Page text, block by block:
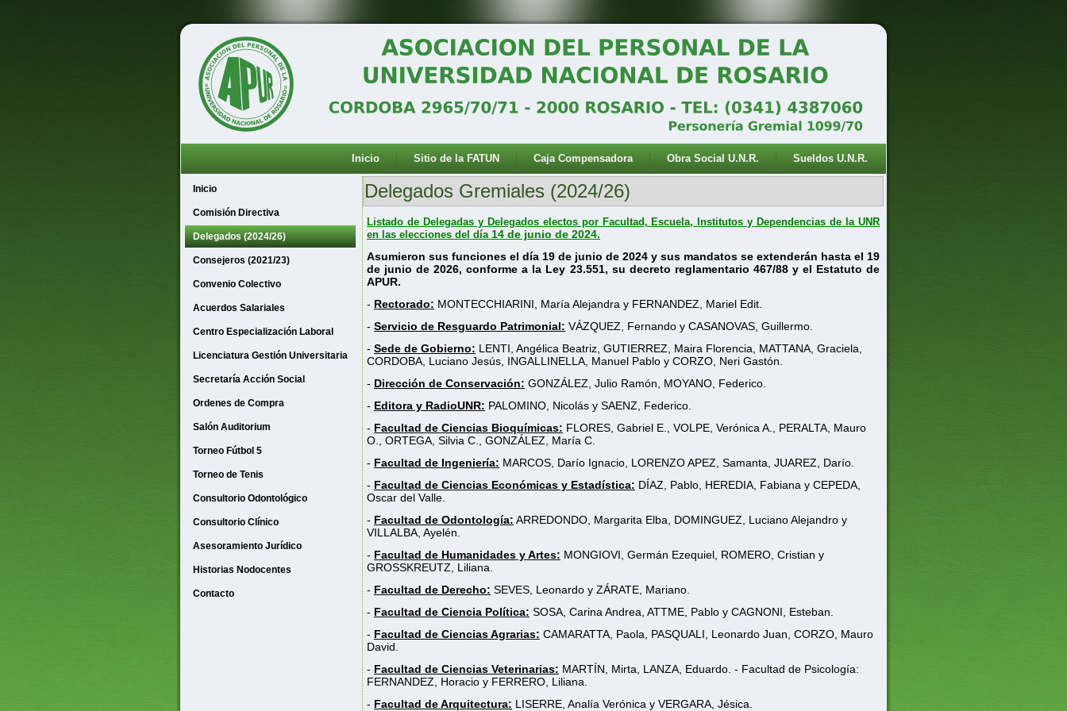
Inicio Sitio de la FATUN Caja Compensadora Obra Social U.N.R. Sueldos U.N.R.
Inicio
Comisión Directiva
Delegados (2024/26)
Consejeros (2021/23)
Convenio Colectivo
Acuerdos Salariales
Centro Especialización Laboral
Licenciatura Gestión Universitaria
Secretaría Acción Social
Ordenes de Compra
Salón Auditorium
Torneo Fútbol 5
Torneo de Tenis
Consultorio Odontológico
Consultorio Clínico
Asesoramiento Jurídico
Historias Nodocentes
Contacto
Delegados Gremiales (2024/26)
Listado de Delegadas y Delegados electos por Facultad, Escuela, Institutos y Dependencias de la UNR
en las elecciones del día 14 de junio de 2024.
Asumieron sus funciones el día 19 de junio de 2024 y sus mandatos se extenderán hasta el 19
de junio de 2026, conforme a la Ley 23.551, su decreto reglamentario 467/88 y el Estatuto de
APUR.
- Rectorado: MONTECCHIARINI, María Alejandra y FERNANDEZ, Mariel Edit.
- Servicio de Resguardo Patrimonial: VÁZQUEZ, Fernando y CASANOVAS, Guillermo.
- Sede de Gobierno: LENTI, Angélica Beatriz, GUTIERREZ, Maira Florencia, MATTANA, Graciela,
CORDOBA, Luciano Jesús, INGALLINELLA, Manuel Pablo y CORZO, Neri Gastón.
- Dirección de Conservación: GONZÁLEZ, Julio Ramón, MOYANO, Federico.
- Editora y RadioUNR: PALOMINO, Nicolás y SAENZ, Federico.
- Facultad de Ciencias Bioquímicas: FLORES, Gabriel E., VOLPE, Verónica A., PERALTA, Mauro
O., ORTEGA, Silvia C., GONZÁLEZ, María C.
- Facultad de Ingeniería: MARCOS, Darío Ignacio, LORENZO APEZ, Samanta, JUAREZ, Darío.
- Facultad de Ciencias Económicas y Estadística: DÍAZ, Pablo, HEREDIA, Fabiana y CEPEDA,
Oscar del Valle.
- Facultad de Odontología: ARREDONDO, Margarita Elba, DOMINGUEZ, Luciano Alejandro y
VILLALBA, Ayelén.
- Facultad de Humanidades y Artes: MONGIOVI, Germán Ezequiel, ROMERO, Cristian y
GROSSKREUTZ, Liliana.
- Facultad de Derecho: SEVES, Leonardo y ZÁRATE, Mariano.
- Facultad de Ciencia Política: SOSA, Carina Andrea, ATTME, Pablo y CAGNONI, Esteban.
- Facultad de Ciencias Agrarias: CAMARATTA, Paola, PASQUALI, Leonardo Juan, CORZO, Mauro
David.
- Facultad de Ciencias Veterinarias: MARTÍN, Mirta, LANZA, Eduardo. - Facultad de Psicología:
FERNANDEZ, Horacio y FERRERO, Liliana.
- Facultad de Arquitectura: LISERRE, Analía Verónica y VERGARA, Jésica.